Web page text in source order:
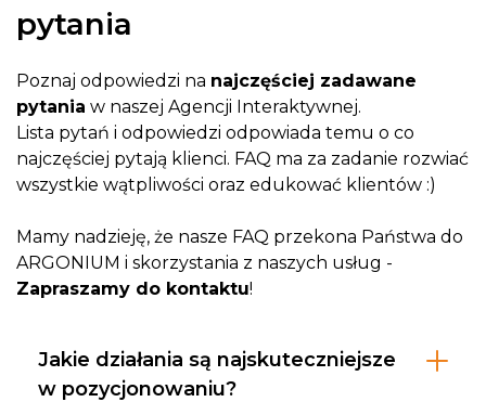
pytania
Poznaj odpowiedzi na najczęściej zadawane
pytania w naszej Agencji Interaktywnej.
Lista pytań i odpowiedzi odpowiada temu o co
najczęściej pytają klienci. FAQ ma za zadanie rozwiać
wszystkie wątpliwości oraz edukować klientów :)
Mamy nadzieję, że nasze FAQ przekona Państwa do
ARGONIUM i skorzystania z naszych usług -
Zapraszamy do kontaktu!
Jakie działania są najskuteczniejsze
w pozycjonowaniu?